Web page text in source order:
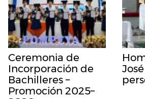
Ceremonia de
Incorporación de
Bachilleres –
Promoción 2025–